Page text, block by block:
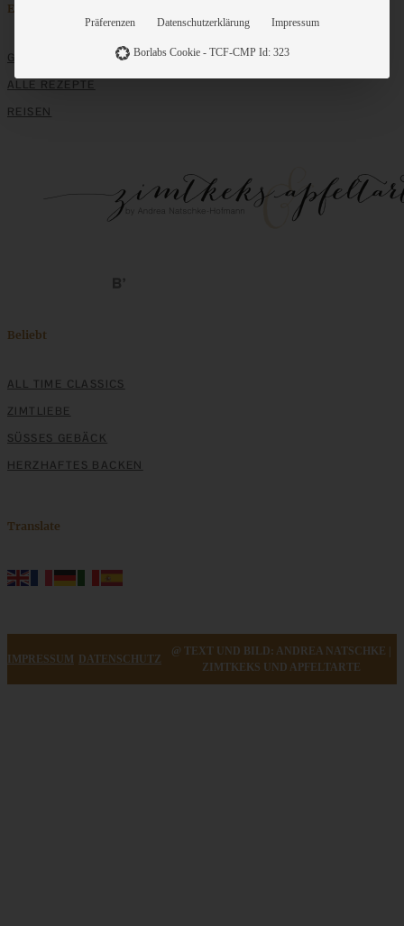
Entdecken
GRUNDLAGEN
ALLE REZEPTE
REISEN
Beliebt
ALL TIME CLASSICS
ZIMTLIEBE
SÜSSES GEBÄCK
HERZHAFTES BACKEN
Translate
IMPRESSUM DATENSCHUTZ
@ TEXT UND BILD: ANDREA NATSCHKE |
ZIMTKEKS UND APFELTARTE
Präferenzen Datenschutzerklärung Impressum
Borlabs Cookie - TCF-CMP Id: 323